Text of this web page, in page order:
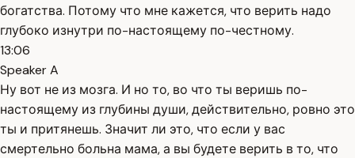
богатства. Потому что мне кажется, что верить надо
глубоко изнутри по-настоящему по-честному.
13:06
Speaker A
Ну вот не из мозга. И но то, во что ты веришь по-
настоящему из глубины души, действительно, ровно это
ты и притянешь. Значит ли это, что если у вас
смертельно больна мама, а вы будете верить в то, что